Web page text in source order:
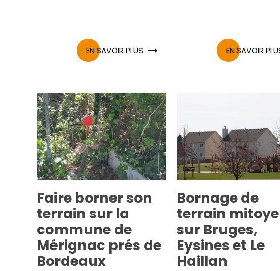
EN SAVOIR PLUS EN SAVOIR
Faire borner son
terrain sur la
commune de
Mérignac prés de
Bordeaux
Bornage de
terrain
sur Bruges,
Eysines et Le
Haillan